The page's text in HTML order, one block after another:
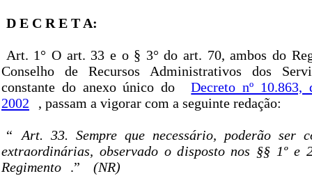
D E C R E T A:
Art. 1° O art. 33 e o § 3° do art. 70, ambos do
Conselho de Recursos Administrativos dos
constante do anexo único do
Decreto nº
2002
, passam a vigorar com a seguinte redação:
“
Art. 33. Sempre que necessário, poderão ser
extraordinárias, observado o disposto nos §§ 1º e
Regimento
.” (NR)